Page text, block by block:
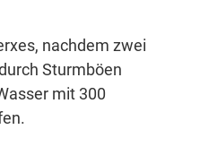
nachdem zwei
Sturmböen
mit 300